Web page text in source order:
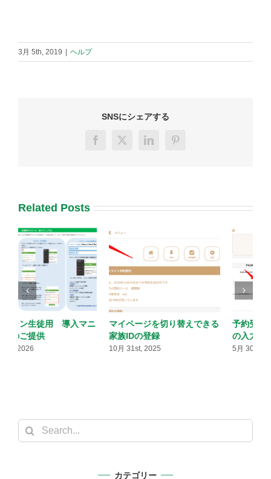
3月 5th, 2019 ヘルプ
SNSにシェアする
Facebook
X LinkedInPinterest
Related Posts
マイページを切り替えできる
家族IDの登録
10月 31st, 2025
予約受付時にアンケートなど
の入力を受け付ける
5月 30th, 2026
Search
for:
カテゴリー